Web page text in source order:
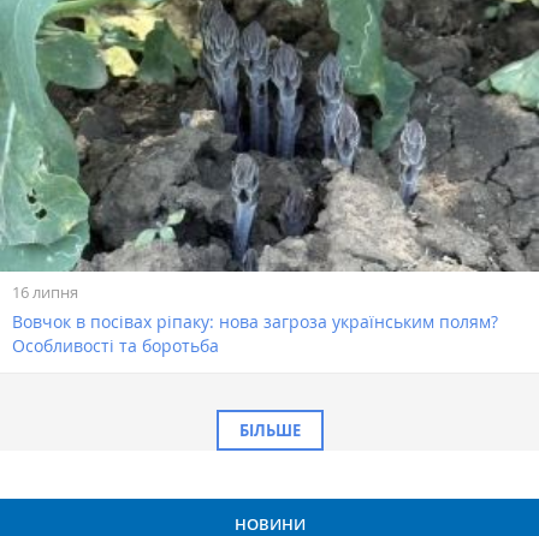
16 липня
Вовчок в посівах ріпаку: нова загроза українським полям?
Особливості та боротьба
БІЛЬШЕ
НОВИНИ